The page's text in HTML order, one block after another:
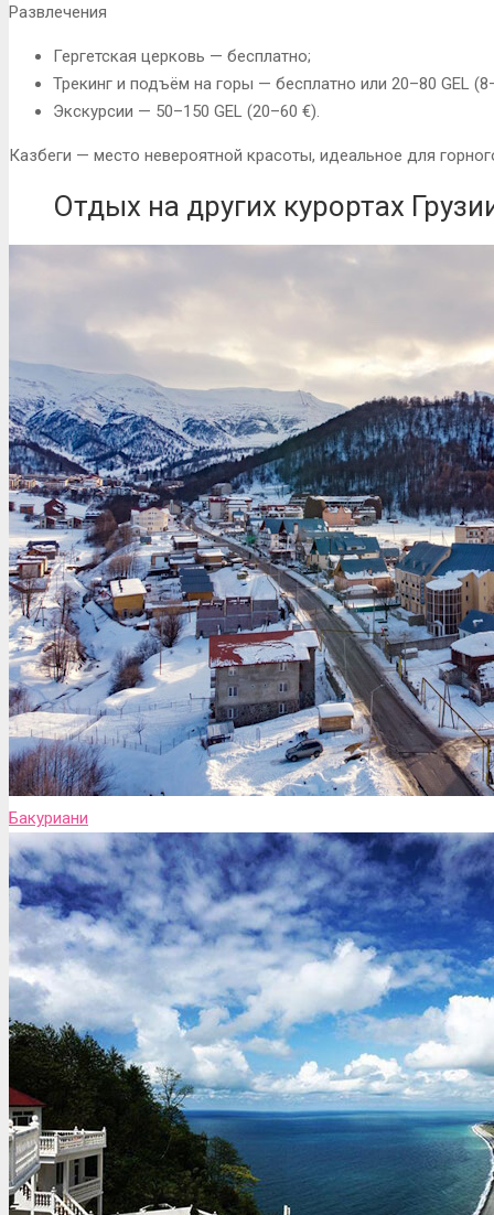
Развлечения
Гергетская церковь — бесплатно;
Трекинг и подъём на горы — бесплатно или 20–80 GEL
Экскурсии — 50–150 GEL (20–60 €).
Казбеги — место невероятной красоты, идеальное для
Отдых на других курортах
Бакуриани